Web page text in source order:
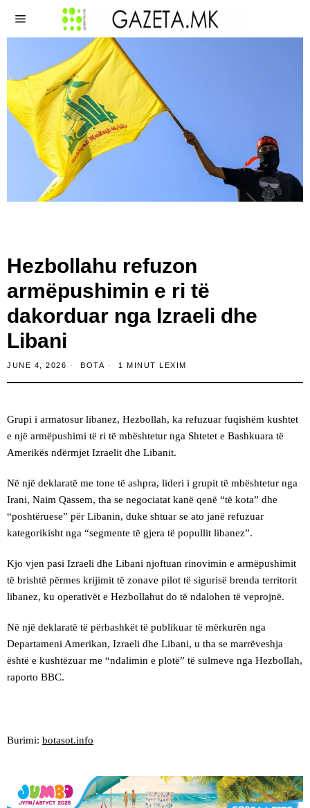
Hezbollahu refuzon
armëpushimin e ri të
dakorduar nga Izraeli dhe
Libani
JUNE 4, 2026 BOTA 1 MINUT LEXIM
Grupi i armatosur libanez, Hezbollah, ka refuzuar fuqishëm kushtet
e një armëpushimi të ri të mbështetur nga Shtetet e Bashkuara të
Amerikës ndërmjet Izraelit dhe Libanit.
Në një deklaratë me tone të ashpra, lideri i grupit të mbështetur nga
Irani, Naim Qassem, tha se negociatat kanë qenë “të kota” dhe
“poshtëruese” për Libanin, duke shtuar se ato janë refuzuar
kategorikisht nga “segmente të gjera të popullit libanez”.
Kjo vjen pasi Izraeli dhe Libani njoftuan rinovimin e armëpushimit
të brishtë përmes krijimit të zonave pilot të sigurisë brenda territorit
libanez, ku operativët e Hezbollahut do të ndalohen të veprojnë.
Në një deklaratë të përbashkët të publikuar të mërkurën nga
Departameni Amerikan, Izraeli dhe Libani, u tha se marrëveshja
është e kushtëzuar me “ndalimin e plotë” të sulmeve nga Hezbollah,
raporto BBC.
Burimi: botasot.info